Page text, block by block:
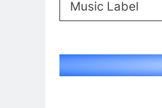
Music Label